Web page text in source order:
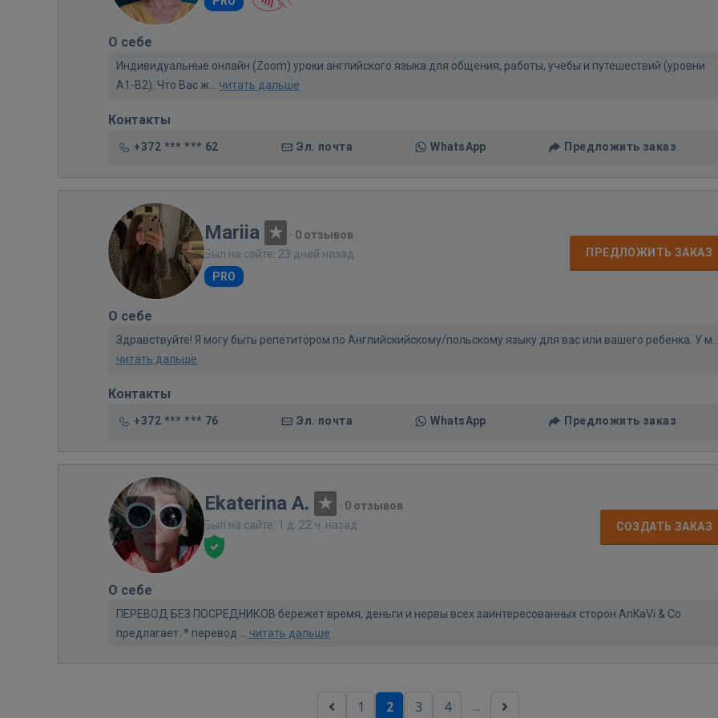
О себе
Индивидуальные онлайн (Zoom) уроки английского языка для общения, работы, учебы и путешествий (уровни
A1-B2). Что Вас ж... читать дальше
Контакты
+372 *** *** 62 Эл. почта WhatsApp Предложить заказ
Mariia · 0 отзывов
Был на сайте: 23 дней назад
PRO
ПРЕДЛОЖИТЬ ЗАКАЗ
О себе
Здравствуйте! Я могу быть репетитором по Английскийскому/польскому языку для вас или вашего ребенка. У
читать дальше
Контакты
+372 *** *** 76 Эл. почта WhatsApp Предложить заказ
Ekaterina A. · 0 отзывов
Был на сайте: 1 д. 22 ч. назад
СОЗДАТЬ ЗАКАЗ
О себе
ПЕРЕВОД БЕЗ ПОСРЕДНИКОВ бережет время, деньги и нервы всех заинтересованных сторон AnKaVi & Co
предлагает: * перевод ... читать дальше
1 2 3 4 ...